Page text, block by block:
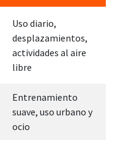
Uso diario,
desplazamientos,
actividades al aire
libre
Entrenamiento
suave, uso urbano y
ocio